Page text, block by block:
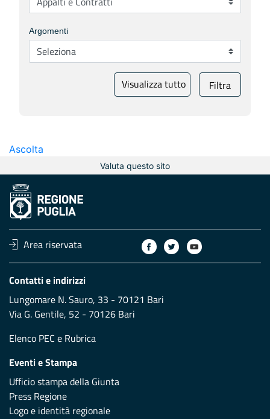
Argomenti
Visualizza tutto Filtra
Ascolta
Valuta questo sito
Area riservata
Contatti e indirizzi
Lungomare N. Sauro, 33 - 70121 Bari
Via G. Gentile, 52 - 70126 Bari
Elenco PEC e Rubrica
Eventi e Stampa
Ufficio stampa della Giunta
Press Regione
Logo e identità regionale